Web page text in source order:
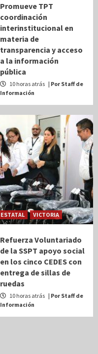
Promueve TPT
coordinación
interinstitucional en
materia de
transparencia y acceso
a la información
pública
10 horas atrás | Por Staff de
Información
ESTATAL VICTORIA
Refuerza Voluntariado
de la SSPT apoyo social
en los cinco CEDES con
entrega de sillas de
ruedas
10 horas atrás | Por Staff de
Información